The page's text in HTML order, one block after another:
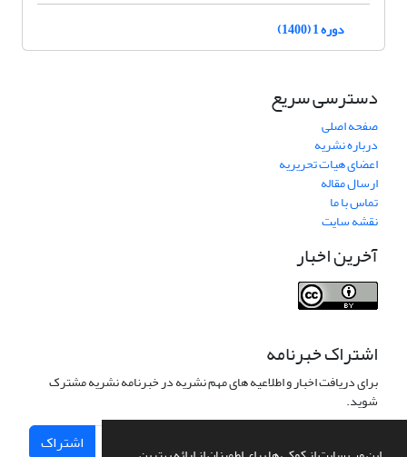
دوره 1 (1400)
دسترسی سریع
صفحه اصلی
درباره نشریه
اعضای هیات تحریریه
ارسال مقاله
تماس با ما
نقشه سایت
آخرین اخبار
اشتراک خبرنامه
برای دریافت اخبار و اطلاعیه های مهم نشریه در خبرنامه نشریه مشترک
شوید.
اشتراک